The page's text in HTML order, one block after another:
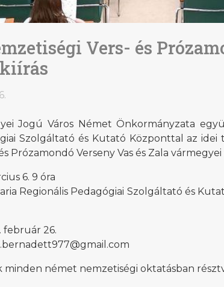
Vers- és
Jogú Város Német Önkormányzata
Szolgáltató és Kutató Központtal az
Prózamondó Verseny Vas és Zala
6. 9 óra
Regionális Pedagógiai Szolgáltató és
február 26.
német nemzetiségi oktatásban